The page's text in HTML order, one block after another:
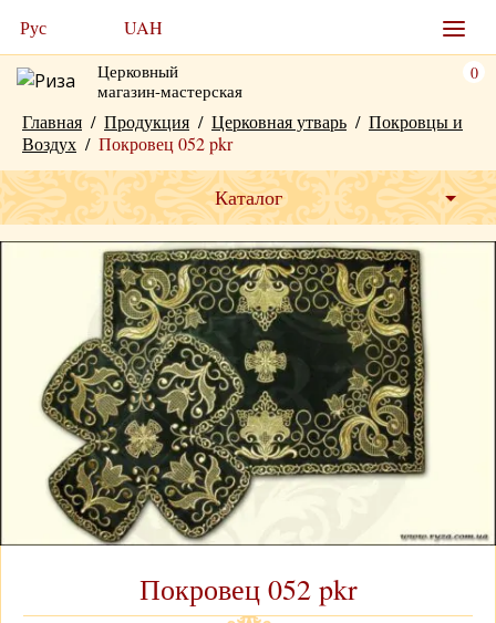
Рус UAH
Церковный
магазин-мастерская
0
Главная / Продукция / Церковная утварь / Покровцы и
Воздух / Покровец 052 pkr
Каталог
Покровец 052 pkr